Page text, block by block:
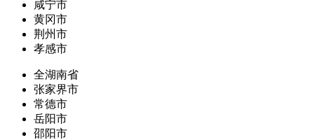
咸宁市
黄冈市
荆州市
孝感市
全湖南省
张家界市
常德市
岳阳市
邵阳市